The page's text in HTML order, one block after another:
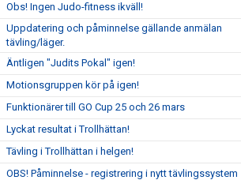
Obs! Ingen Judo-fitness ikväll!
Uppdatering och påminnelse gällande anmälan
tävling/läger.
Äntligen "Judits Pokal" igen!
Motionsgruppen kör på igen!
Funktionärer till GO Cup 25 och 26 mars
Lyckat resultat i Trollhättan!
Tävling i Trollhättan i helgen!
OBS! Påminnelse - registrering i nytt tävlingssystem